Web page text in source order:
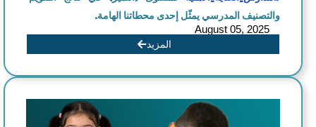
والتصنيف المدرسي يمثّل إحدى محطاتنا الهامة.
August 05, 2025
المزيد